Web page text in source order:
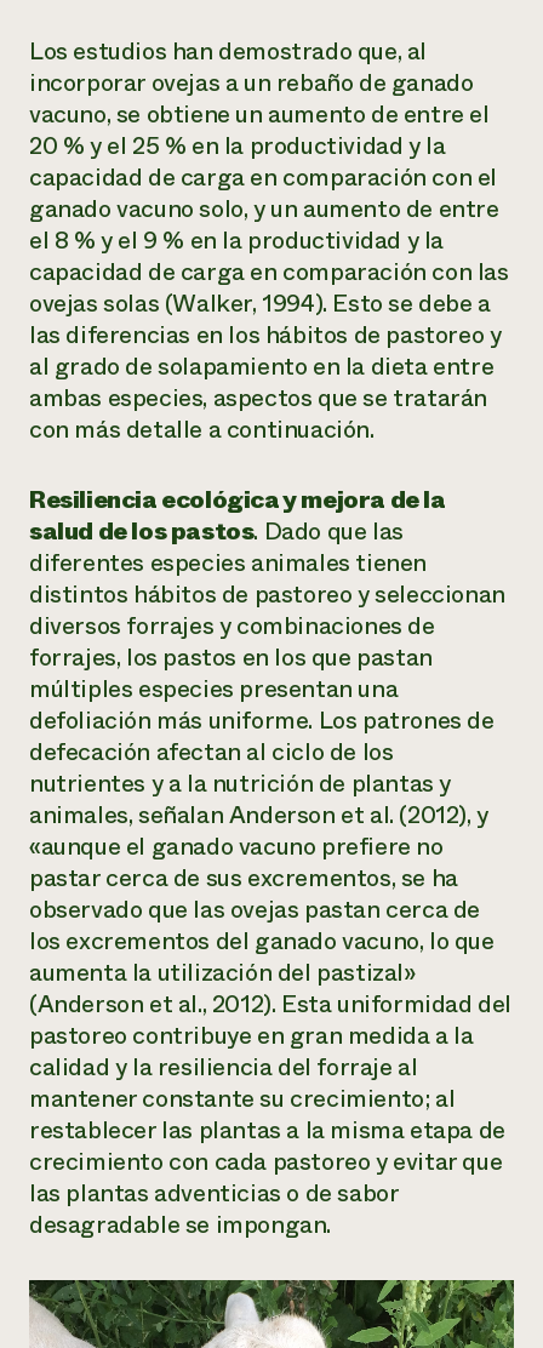
Los estudios han demostrado que, al
incorporar ovejas a un rebaño de ganado
vacuno, se obtiene un aumento de entre el
20 % y el 25 % en la productividad y la
capacidad de carga en comparación con el
ganado vacuno solo, y un aumento de entre
el 8 % y el 9 % en la productividad y la
capacidad de carga en comparación con las
ovejas solas (Walker, 1994). Esto se debe a
las diferencias en los hábitos de pastoreo y
al grado de solapamiento en la dieta entre
ambas especies, aspectos que se tratarán
con más detalle a continuación.
Resiliencia ecológica y mejora de la
salud de los pastos. Dado que las
diferentes especies animales tienen
distintos hábitos de pastoreo y seleccionan
diversos forrajes y combinaciones de
forrajes, los pastos en los que pastan
múltiples especies presentan una
defoliación más uniforme. Los patrones de
defecación afectan al ciclo de los
nutrientes y a la nutrición de plantas y
animales, señalan Anderson et al. (2012), y
«aunque el ganado vacuno prefiere no
pastar cerca de sus excrementos, se ha
observado que las ovejas pastan cerca de
los excrementos del ganado vacuno, lo que
aumenta la utilización del pastizal»
(Anderson et al., 2012). Esta uniformidad del
pastoreo contribuye en gran medida a la
calidad y la resiliencia del forraje al
mantener constante su crecimiento; al
restablecer las plantas a la misma etapa de
crecimiento con cada pastoreo y evitar que
las plantas adventicias o de sabor
desagradable se impongan.